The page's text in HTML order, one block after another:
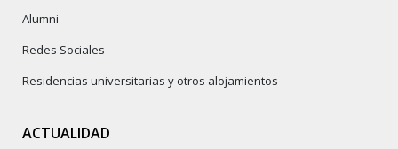
Alumni
Redes Sociales
Residencias universitarias y otros alojamientos
ACTUALIDAD